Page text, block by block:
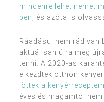
mindenre lehet nemet
ben
, és azóta is
Ráadásul nem rád van
aktuálisan újra meg
tenni. A 2020-as
elkezdtek otthon
jöttek a
éves és magamtól